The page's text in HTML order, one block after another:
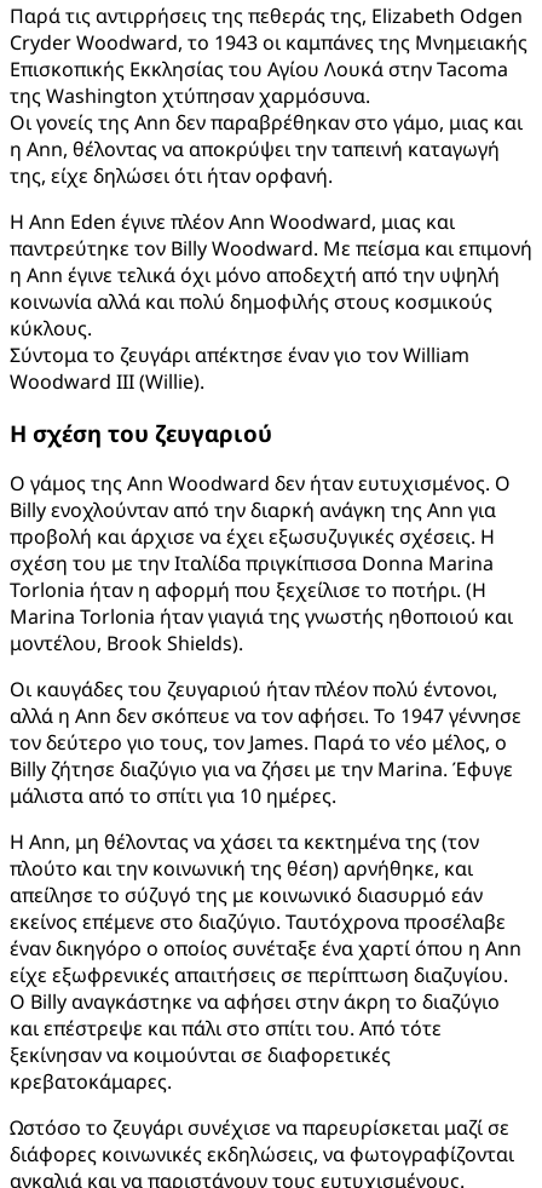
Παρά τις αντιρρήσεις της πεθεράς της, Elizabeth Odgen
Cryder Woodward, το 1943 οι καμπάνες της Μνημειακής
Επισκοπικής Εκκλησίας του Αγίου Λουκά στην Tacoma
της Washington χτύπησαν χαρμόσυνα.
Οι γονείς της Ann δεν παραβρέθηκαν στο γάμο, μιας και
η Ann, θέλοντας να αποκρύψει την ταπεινή καταγωγή
της, είχε δηλώσει ότι ήταν ορφανή.
Η Ann Eden έγινε πλέον Ann Woodward, μιας και
παντρεύτηκε τον Billy Woodward. Με πείσμα και επιμονή
η Ann έγινε τελικά όχι μόνο αποδεχτή από την υψηλή
κοινωνία αλλά και πολύ δημοφιλής στους κοσμικούς
κύκλους.
Σύντομα το ζευγάρι απέκτησε έναν γιο τον William
Woodward III (Willie).
Η σχέση του ζευγαριού
Ο γάμος της Ann Woodward δεν ήταν ευτυχισμένος. Ο
Billy ενοχλούνταν από την διαρκή ανάγκη της Ann για
προβολή και άρχισε να έχει εξωσυζυγικές σχέσεις. Η
σχέση του με την Ιταλίδα πριγκίπισσα Donna Marina
Torlonia ήταν η αφορμή που ξεχείλισε το ποτήρι. (Η
Marina Torlonia ήταν γιαγιά της γνωστής ηθοποιού και
μοντέλου, Brook Shields).
Οι καυγάδες του ζευγαριού ήταν πλέον πολύ έντονοι,
αλλά η Ann δεν σκόπευε να τον αφήσει. Το 1947 γέννησε
τον δεύτερο γιο τους, τον James. Παρά το νέο μέλος, ο
Billy ζήτησε διαζύγιο για να ζήσει με την Marina. Έφυγε
μάλιστα από το σπίτι για 10 ημέρες.
Η Ann, μη θέλοντας να χάσει τα κεκτημένα της (τον
πλούτο και την κοινωνική της θέση) αρνήθηκε, και
απείλησε το σύζυγό της με κοινωνικό διασυρμό εάν
εκείνος επέμενε στο διαζύγιο. Ταυτόχρονα προσέλαβε
έναν δικηγόρο ο οποίος συνέταξε ένα χαρτί όπου η Ann
είχε εξωφρενικές απαιτήσεις σε περίπτωση διαζυγίου.
Ο Billy αναγκάστηκε να αφήσει στην άκρη το διαζύγιο
και επέστρεψε και πάλι στο σπίτι του. Από τότε
ξεκίνησαν να κοιμούνται σε διαφορετικές
κρεβατοκάμαρες.
Ωστόσο το ζευγάρι συνέχισε να παρευρίσκεται μαζί σε
διάφορες κοινωνικές εκδηλώσεις, να φωτογραφίζονται
αγκαλιά και να παριστάνουν τους ευτυχισμένους.